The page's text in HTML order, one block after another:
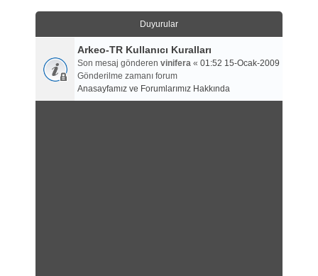
Duyurular
Arkeo-TR Kullanıcı Kuralları
Son mesaj gönderen vinifera« 01:52 15-Ocak-2009
Gönderilme zamanı forum
Anasayfamız ve Forumlarımız Hakkında